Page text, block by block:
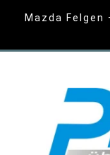
Mazda Felgen